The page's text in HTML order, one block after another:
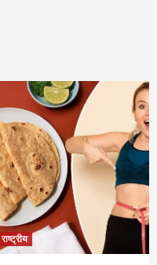
राष्ट्रीय